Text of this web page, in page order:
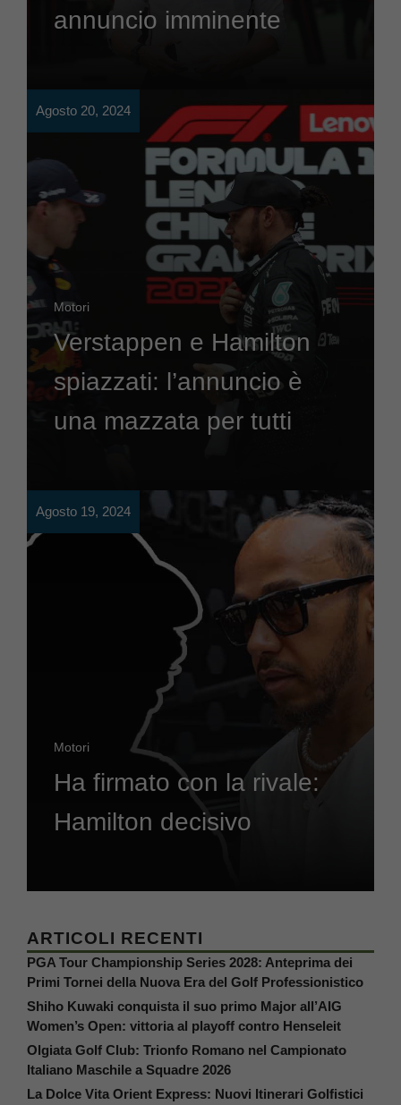
annuncio imminente
Agosto 20, 2024
Motori
Verstappen e Hamilton
spiazzati: l’annuncio è
una mazzata per tutti
Agosto 19, 2024
Motori
Ha firmato con la rivale:
Hamilton decisivo
ARTICOLI RECENTI
PGA Tour Championship Series 2028: Anteprima dei
Primi Tornei della Nuova Era del Golf Professionistico
Shiho Kuwaki conquista il suo primo Major all’AIG
Women’s Open: vittoria al playoff contro Henseleit
Olgiata Golf Club: Trionfo Romano nel Campionato
Italiano Maschile a Squadre 2026
La Dolce Vita Orient Express: Nuovi Itinerari Golfistici